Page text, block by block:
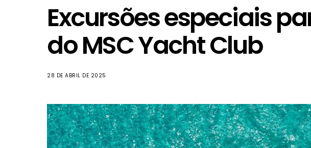
Excursões especiais
do MSC Yacht Club
28 DE ABRIL DE 2025